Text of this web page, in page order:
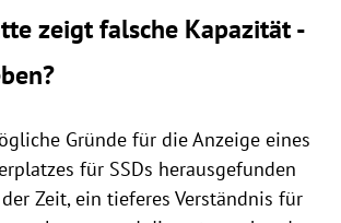
zeigt falsche Kapazität -
Gründe für die Anzeige eines
für SSDs herausgefunden
Zeit, ein tieferes Verständnis für